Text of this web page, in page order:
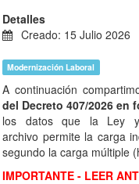
Detalles
Creado: 15 Julio 2026
Modernización Laboral
A continuación
del Decreto 407/2026 en
los datos que la Ley y
archivo permite la carga
segundo la carga múltiple
IMPORTANTE - LEER